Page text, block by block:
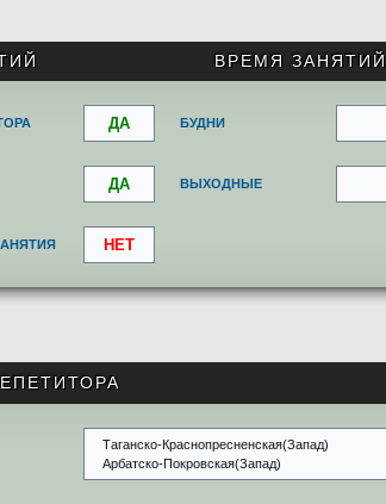
ВРЕМЯ ЗАНЯТИЙ
ДА БУДНИ
ДА ВЫХОДНЫЕ
НЕТ
Таганско-Краснопресненская(Запад)
Арбатско-Покровская(Запад)